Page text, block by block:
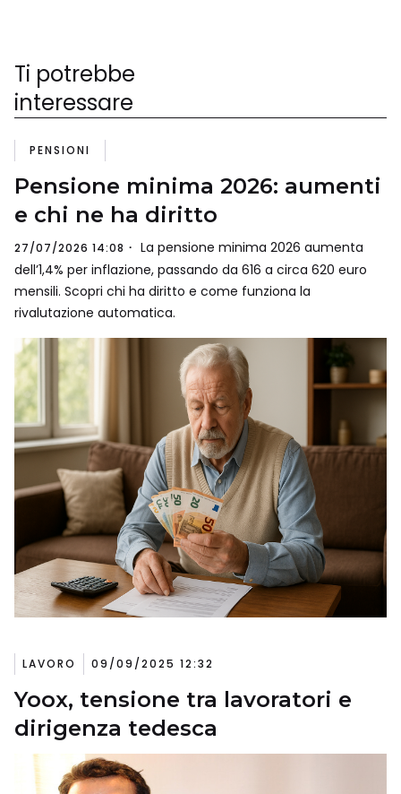
Ti potrebbe
interessare
PENSIONI
Pensione minima 2026: aumenti
e chi ne ha diritto
27/07/2026 14:08
La pensione minima 2026 aumenta
dell’1,4% per inflazione, passando da 616 a circa 620 euro
mensili. Scopri chi ha diritto e come funziona la
rivalutazione automatica.
LAVORO 09/09/2025 12:32
Yoox, tensione tra lavoratori e
dirigenza tedesca